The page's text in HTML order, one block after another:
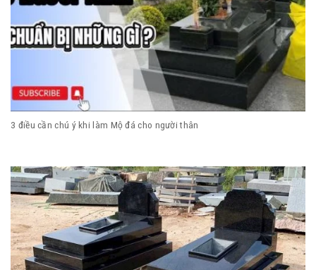
3 điều cần chú ý khi làm Mộ đá cho người thân